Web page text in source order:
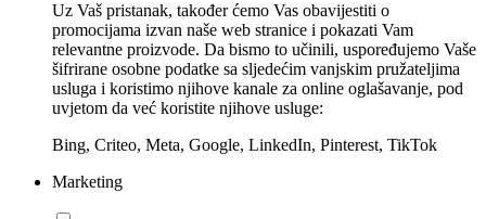
Uz Vaš pristanak, također ćemo Vas obavijestiti o
promocijama izvan naše web stranice i pokazati Vam
relevantne proizvode. Da bismo to učinili, uspoređujemo Vaše
šifrirane osobne podatke sa sljedećim vanjskim pružateljima
usluga i koristimo njihove kanale za online oglašavanje, pod
uvjetom da već koristite njihove usluge:
Bing, Criteo, Meta, Google, LinkedIn, Pinterest, TikTok
Marketing